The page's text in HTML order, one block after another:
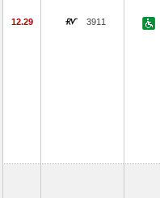
12.29 3911